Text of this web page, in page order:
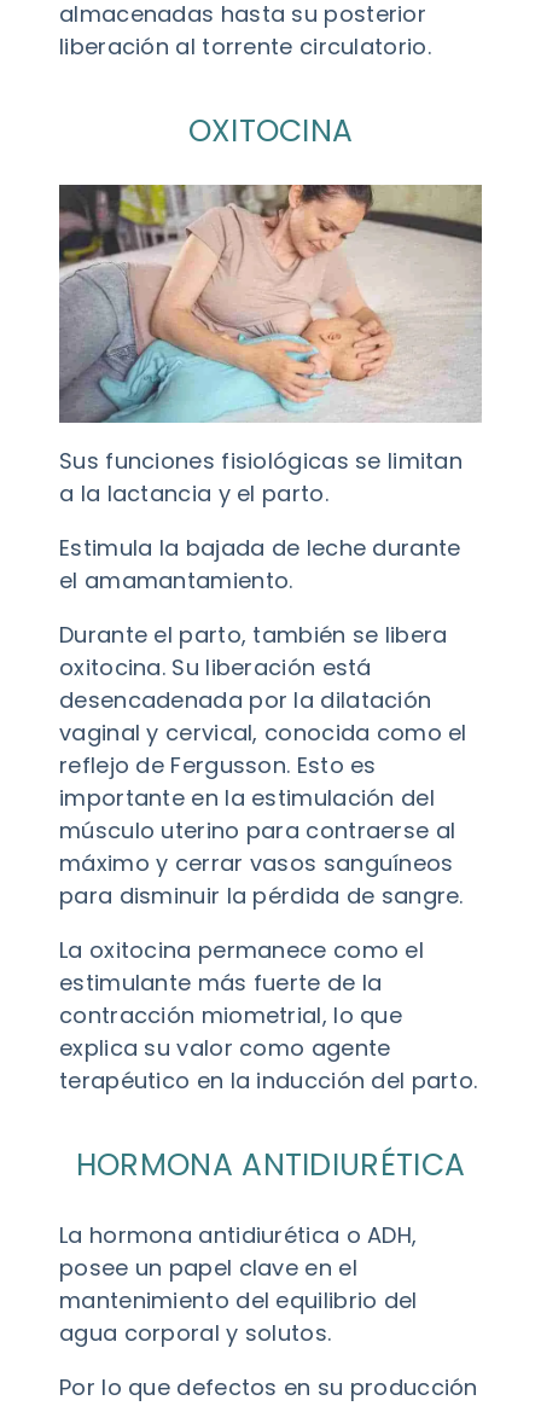
almacenadas hasta su posterior
liberación al torrente circulatorio.
OXITOCINA
Sus funciones fisiológicas se limitan
a la lactancia y el parto.
Estimula la bajada de leche durante
el amamantamiento.
Durante el parto, también se libera
oxitocina. Su liberación está
desencadenada por la dilatación
vaginal y cervical, conocida como el
reflejo de Fergusson. Esto es
importante en la estimulación del
músculo uterino para contraerse al
máximo y cerrar vasos sanguíneos
para disminuir la pérdida de sangre.
La oxitocina permanece como el
estimulante más fuerte de la
contracción miometrial, lo que
explica su valor como agente
terapéutico en la inducción del parto.
HORMONA ANTIDIURÉTICA
La hormona antidiurética o ADH,
posee un papel clave en el
mantenimiento del equilibrio del
agua corporal y solutos.
Por lo que defectos en su producción